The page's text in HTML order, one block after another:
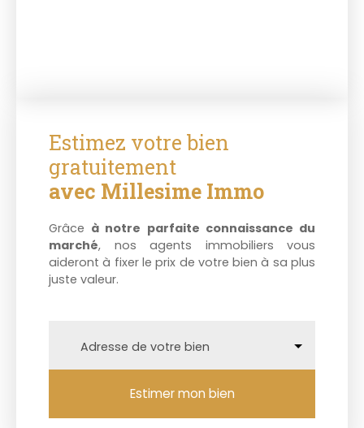
Estimez votre bien
gratuitement
avec Millesime Immo
Grâce à notre parfaite connaissance du
marché, nos agents immobiliers vous
aideront à fixer le prix de votre bien à sa plus
juste valeur.
Adresse de votre bien
Estimer mon bien